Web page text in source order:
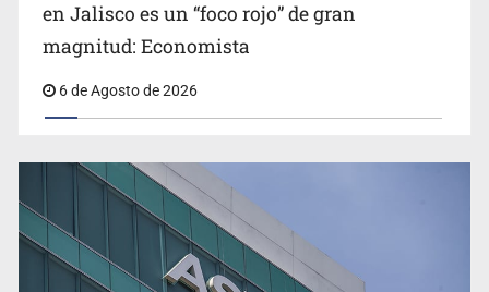
Ex policía es detenido por agresión y amenzas contra
su pareja
en Jalisco es un “foco rojo” de gran
magnitud: Economista
6 de Agosto de 2026